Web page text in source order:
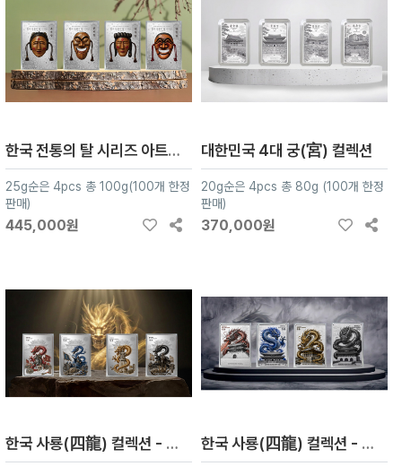
한국 전통의 탈 시리즈 아트실버 4종
25g순은 4pcs 총 100g(100개 한정
판매)
445,000원
대한민국 4대 궁(宮) 컬렉션
20g순은 4pcs 총 80g (100개 한정
판매)
370,000원
한국 사룡(四龍) 컬렉션 - 영웅편 한국 사룡(四龍) 컬렉션 - 고궁편